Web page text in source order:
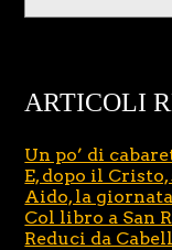
ARTICOLI
Un po’ di
E, dopo il
Aido, la
Col libro a San
Reduci da